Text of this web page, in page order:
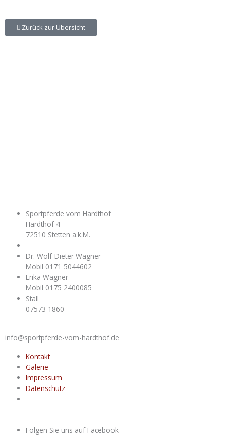
Zurück zur Übersicht
Sportpferde vom Hardthof
Hardthof 4
72510 Stetten a.k.M.
Dr. Wolf-Dieter Wagner
Mobil 0171 5044602
Erika Wagner
Mobil 0175 2400085
Stall
07573 1860
info@sportpferde-vom-hardthof.de
Kontakt
Galerie
Impressum
Datenschutz
Folgen Sie uns auf Facebook